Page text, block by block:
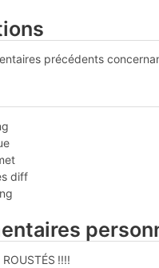
précédents
diff
!!!!